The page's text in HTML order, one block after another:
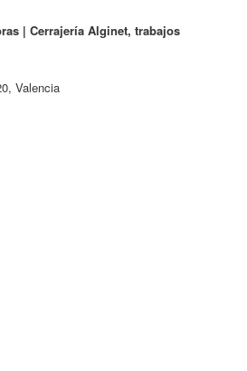
| Cerrajería Alginet, trabajos
Valencia